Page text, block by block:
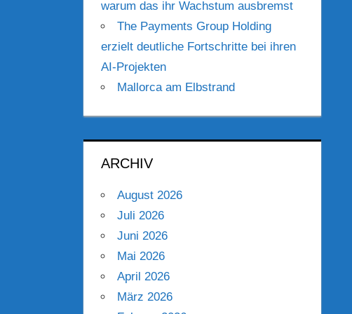
warum das ihr Wachstum ausbremst
The Payments Group Holding
erzielt deutliche Fortschritte bei ihren
AI-Projekten
Mallorca am Elbstrand
ARCHIV
August 2026
Juli 2026
Juni 2026
Mai 2026
April 2026
März 2026